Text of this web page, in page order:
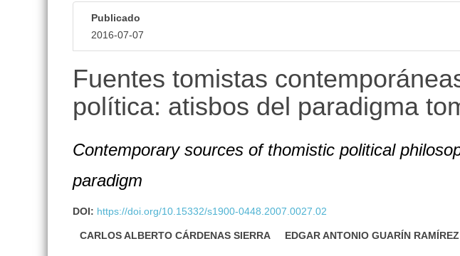
Navegación
principal
Contenido
principal
Barra
lateral
Publicado
2016-07-07
Fuentes tomistas
política: atisbos del paradigma
Contemporary sources of thomistic political
paradigm
DOI: https://doi.org/10.15332/s1900-0448.2007.0027.02
CARLOS ALBERTO CÁRDENAS SIERRA EDGAR ANTONIO GUARÍN RAMÍREZ